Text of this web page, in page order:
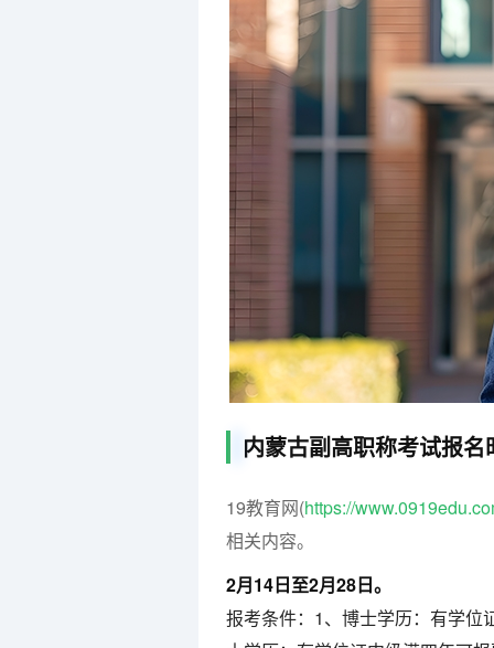
内蒙古副高职称考试报名
19教育网(https://
相关内容。
2月14日至2月28日。
报考条件：1、博士学历：有学位